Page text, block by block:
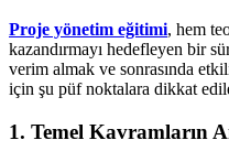
Proje yönetim eğitimi, hem
kazandırmayı hedefleyen bir
verim almak ve sonrasında
için şu püf noktalara dikkat
1. Temel Kavramların